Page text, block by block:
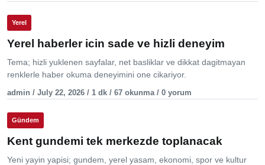
Yerel
Yerel haberler icin sade ve hizli deneyim
Tema; hizli yuklenen sayfalar, net basliklar ve dikkat dagitmayan
renklerle haber okuma deneyimini one cikariyor.
admin / July 22, 2026 / 1 dk / 67 okunma / 0 yorum
Gündem
Kent gundemi tek merkezde toplanacak
Yeni yayin yapisi; gundem, yerel yasam, ekonomi, spor ve kultur